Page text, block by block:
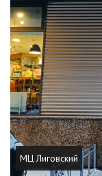
МЦ Лиговский